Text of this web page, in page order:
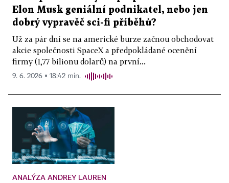
Elon Musk geniální podnikatel, nebo jen
dobrý vypravěč sci-fi příběhů?
Už za pár dní se na americké burze začnou obchodovat
akcie společnosti SpaceX a předpokládané ocenění
firmy (1,77 bilionu dolarů) na první...
9. 6. 2026 ▪ 18:42 min.
ANALÝZA ANDREY LAUREN